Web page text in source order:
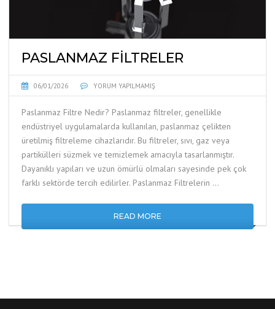
PASLANMAZ FILTRELER
06/01/2026 YORUM YAPILMAMIŞ
Paslanmaz Filtre Nedir? Paslanmaz filtreler, genellikle
endüstriyel uygulamalarda kullanılan, paslanmaz çelikten
üretilmiş filtreleme cihazlarıdır. Bu filtreler, sıvı, gaz veya
partikülleri süzmek ve temizlemek amacıyla tasarlanmıştır.
Dayanıklı yapıları ve uzun ömürlü olmaları sayesinde pek çok
farklı sektörde tercih edilirler. Paslanmaz Filtrelerin …
READ MORE